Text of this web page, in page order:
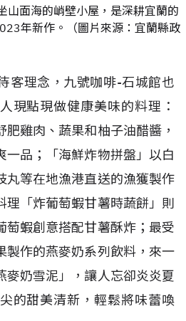
山面海的峭壁小屋，是深耕宜蘭的
年新作。（圖片來源：宜蘭縣政
客理念，九號咖啡-石城館也
現點現做健康美味的料理：
肥雞肉、蔬果和柚子油醋醬，
一品；「海鮮炸物拼盤」以白
丸等在地漁港直送的漁獲製作
理「炸葡萄蝦甘薯時蔬餅」則
萄蝦創意搭配甘薯酥炸；最受
製作的燕麥奶系列飲料，來一
麥奶雪泥」，讓人忘卻炎炎夏
的甜美清新，輕鬆將味蕾喚